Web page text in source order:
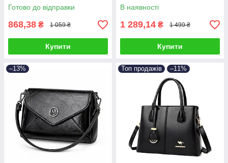
Готово до відправки
868,38 ₴ 1 059 ₴
Купити
В наявності
1 289,14 ₴ 1 499 ₴
Купити
–13% Топ продажів –11%